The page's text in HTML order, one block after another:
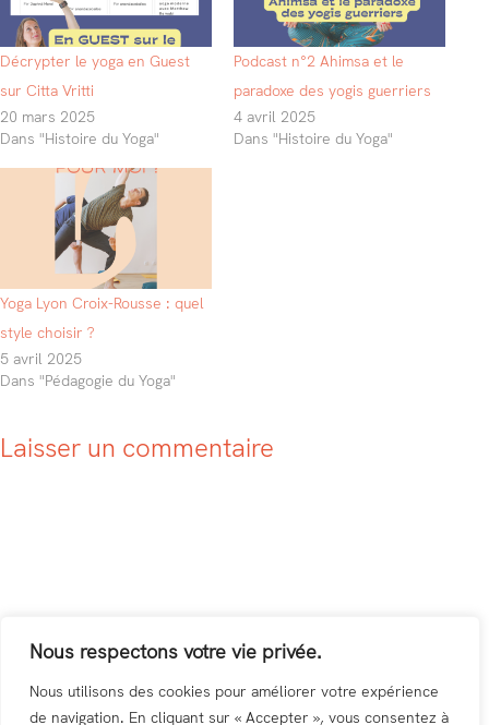
Nous respectons votre vie privée.
Nous utilisons des cookies pour améliorer votre expérience
de navigation. En cliquant sur « Accepter », vous consentez à
Décrypter le yoga en Guest
sur Citta Vritti
20 mars 2025
Dans "Histoire du Yoga"
Podcast n°2 Ahimsa et le
paradoxe des yogis guerriers
4 avril 2025
Dans "Histoire du Yoga"
Yoga Lyon Croix-Rousse : quel
style choisir ?
5 avril 2025
Dans "Pédagogie du Yoga"
Laisser un commentaire